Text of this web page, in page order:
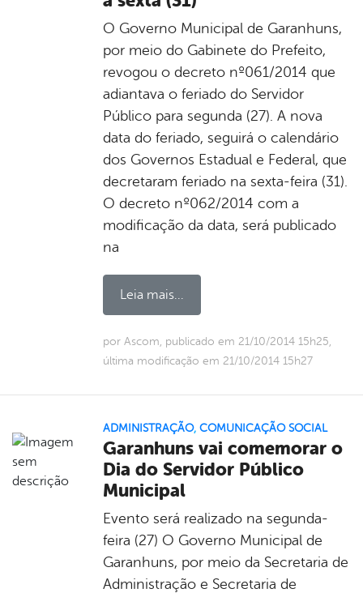
O Governo Municipal de Garanhuns,
por meio do Gabinete do Prefeito,
revogou o decreto nº061/2014 que
adiantava o feriado do Servidor
Público para segunda (27). A nova
data do feriado, seguirá o calendário
dos Governos Estadual e Federal, que
decretaram feriado na sexta-feira (31).
O decreto nº062/2014 com a
modificação da data, será publicado
na
Leia mais...
por Ascom, publicado em 21/10/2014 15h25,
última modificação em 21/10/2014 15h27
ADMINISTRAÇÃO, COMUNICAÇÃO SOCIAL
Garanhuns vai comemorar o
Dia do Servidor Público
Municipal
Evento será realizado na segunda-
feira (27) O Governo Municipal de
Garanhuns, por meio da Secretaria de
Administração e Secretaria de